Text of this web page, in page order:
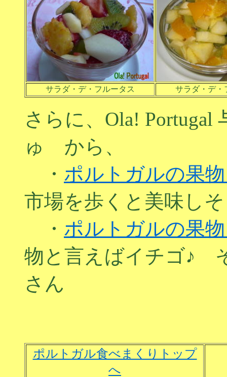
サラダ・デ・フルータス サラダ・デ・
さらに、Ola!
ゅ から、
・ ポルトガルの果
市場を歩くと美味し
・ ポルトガルの果
物と言えばイチゴ♪
さん
ポルトガル食べまくりトップ
へ